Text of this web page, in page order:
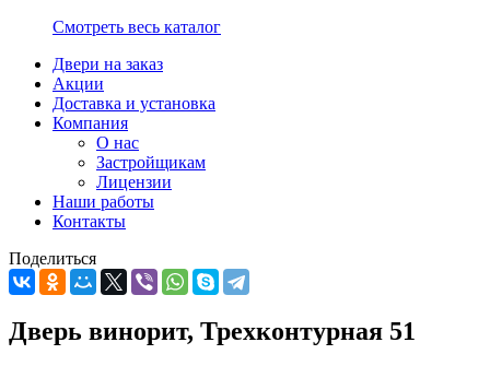
Смотреть весь каталог
Двери на заказ
Акции
Доставка и установка
Компания
О нас
Застройщикам
Лицензии
Наши работы
Контакты
Поделиться
Дверь винорит, Трехконтурная 51